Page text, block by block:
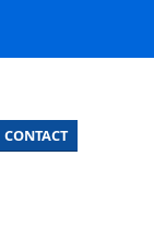
CONTACT